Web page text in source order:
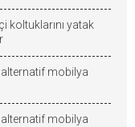
koltuklarını yatak
alternatif mobilya
alternatif mobilya